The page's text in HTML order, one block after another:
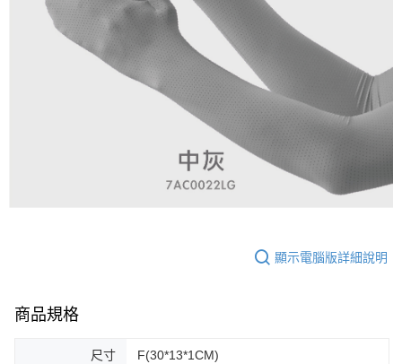
顯示電腦版詳細說明
商品規格
尺寸 F(30*13*1CM)